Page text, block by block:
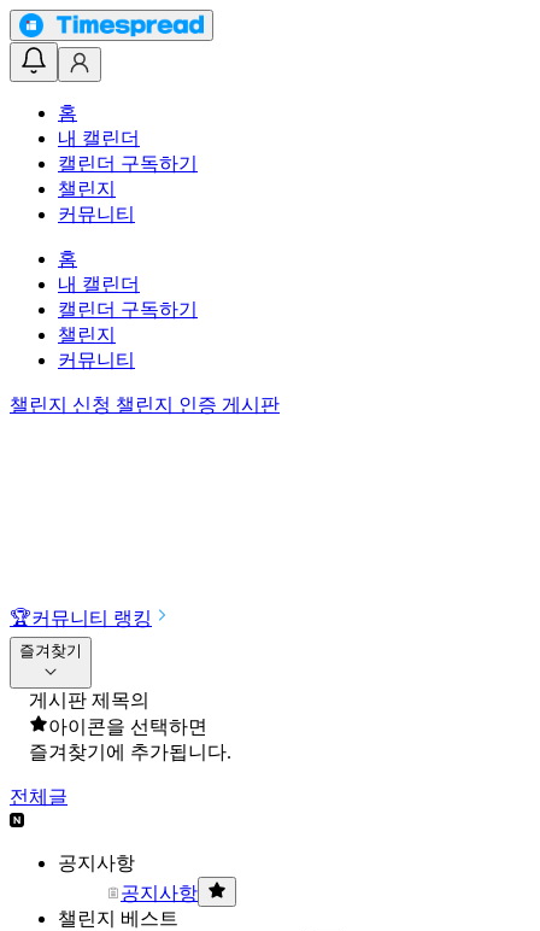
홈
내 캘린더
캘린더 구독하기
챌린지
커뮤니티
홈
내 캘린더
캘린더 구독하기
챌린지
커뮤니티
챌린지 신청 챌린지 인증 게시판
🏆커뮤니티 랭킹
즐겨찾기
게시판 제목의
아이콘을 선택하면
즐겨찾기에 추가됩니다.
전체글
공지사항
공지사항
챌린지 베스트